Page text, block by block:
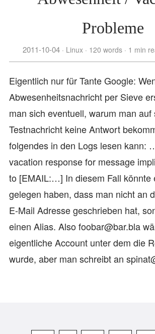
Probleme
2011-10-04 Linux 120 words 1 min
Eigentlich nur für Tante Google:
Abwesenheitsnachricht per Sieve
man sich eventuell, warum man auf
Testnachricht keine Antwort
folgendes in den Logs lesen kann:
vacation response for message
to [EMAIL:…] In diesem Fall könnte
gelegen haben, dass man nicht an
E-Mail Adresse geschrieben hat,
einen Alias. Also foobar@bar.bla
eigentliche Account unter dem die
wurde, aber man schreibt an